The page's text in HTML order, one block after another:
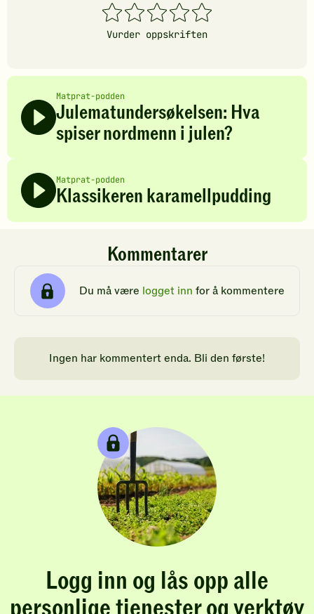
1
stjerner
2
stjerner
3
stjerner
4
stjerner
5
stjerner
Vurder oppskriften
Matprat-podden
Julematundersøkelsen: Hva
spiser nordmenn i julen?
Matprat-podden
Klassikeren karamellpudding
Kommentarer
Du må være logget inn for å kommentere
Ingen har kommentert enda. Bli den første!
Logg inn og lås opp alle